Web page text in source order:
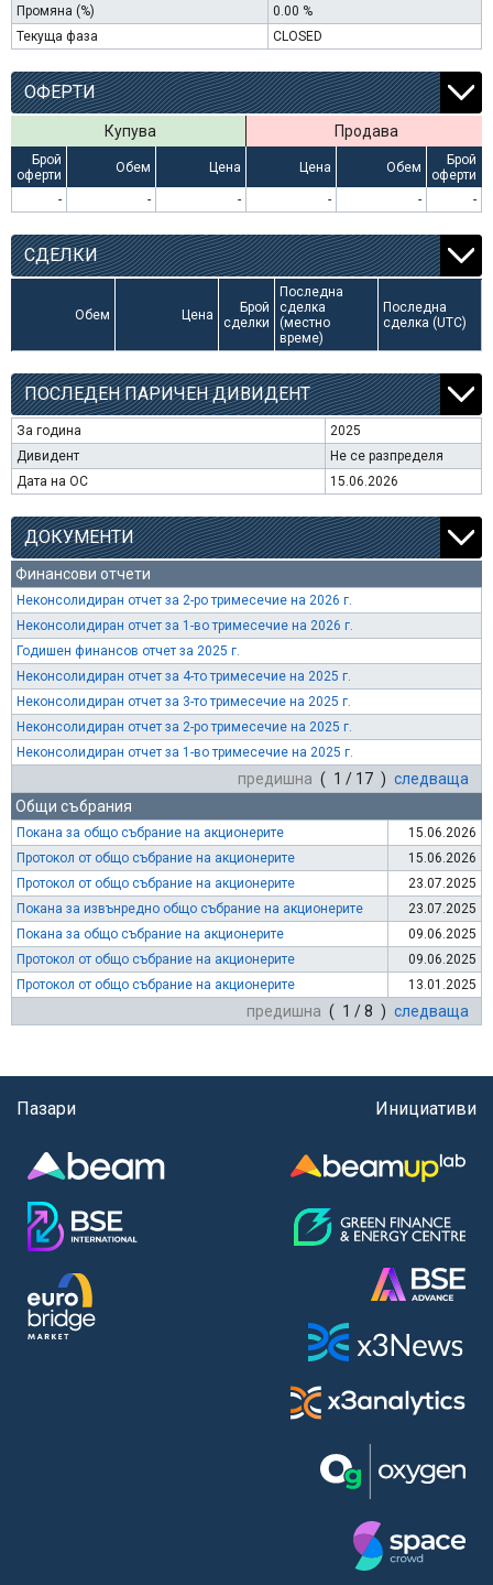
Промяна (%)
0.00 %
Текуща фаза
CLOSED
ОФЕРТИ
Купува Продава
Брой
оферти
Обем Цена Цена Обем
Брой
оферти
-
- - - - -
СДЕЛКИ
Обем Цена
Брой
сделки
Последна
сделка
(местно
време)
Последна
сделка (UTC)
ПОСЛЕДЕН ПАРИЧЕН ДИВИДЕНТ
За година
2025
Дивидент
Не се разпределя
Дата на ОС
15.06.2026
ДОКУМЕНТИ
Финансови отчети
Неконсолидиран отчет за 2-ро тримесечие на 2026 г.
Неконсолидиран отчет за 1-во тримесечие на 2026 г.
Годишен финансов отчет за 2025 г.
Неконсолидиран отчет за 4-то тримесечие на 2025 г.
Неконсолидиран отчет за 3-то тримесечие на 2025 г.
Неконсолидиран отчет за 2-ро тримесечие на 2025 г.
Неконсолидиран отчет за 1-во тримесечие на 2025 г.
предишна ( 1 / 17 ) следваща
Общи събрания
Покана за общо събрание на акционерите
15.06.2026
Протокол от общо събрание на акционерите
15.06.2026
Протокол от общо събрание на акционерите
23.07.2025
Покана за извънредно общо събрание на акционерите
23.07.2025
Покана за общо събрание на акционерите
09.06.2025
Протокол от общо събрание на акционерите
09.06.2025
Протокол от общо събрание на акционерите
13.01.2025
предишна ( 1 / 8 ) следваща
Пазари Инициативи